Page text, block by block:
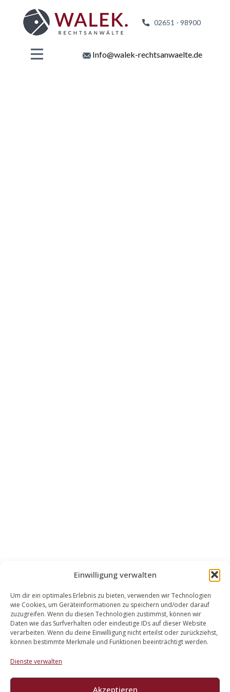
Einwilligung verwalten
Um dir ein optimales Erlebnis zu bieten, verwenden wir Technologien
wie Cookies, um Geräteinformationen zu speichern und/oder darauf
zuzugreifen. Wenn du diesen Technologien zustimmst, können wir
Daten wie das Surfverhalten oder eindeutige IDs auf dieser Website
verarbeiten. Wenn du deine Einwilligung nicht erteilst oder zurückziehst,
können bestimmte Merkmale und Funktionen beeinträchtigt werden.
Dienste verwalten
Akzeptieren
02651 - 98900
Info@walek-rechtsanwaelte.de
WALEK RECHTSANWÄLT​​E
Bachstraße 13
56727 Mayen
02651 98 900
info@walek-rechtsanwaelte.de